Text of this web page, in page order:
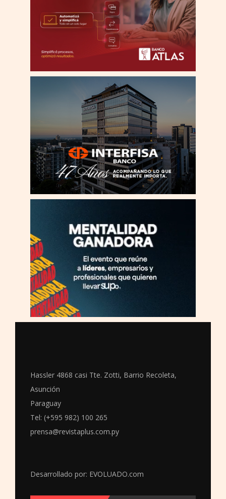
Hassler 4868 casi Tte. Zotti, Barrio Recoleta,
Asunción
Paraguay
Tel: (+595 982) 100 265
prensa@revistaplus.com.py
Desarrollado por: EVOLUADO.com